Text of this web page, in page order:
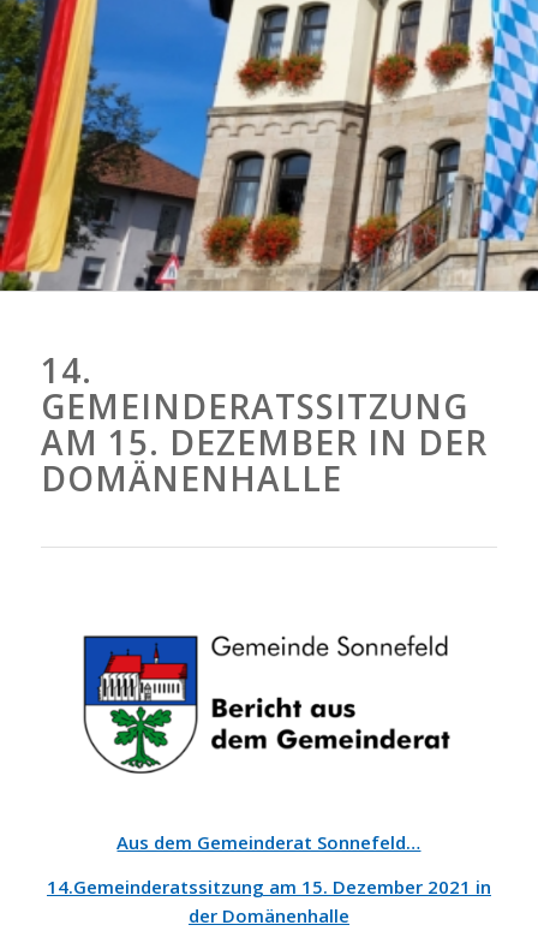
14.
GEMEINDERATSSITZUNG
AM 15. DEZEMBER IN DER
DOMÄNENHALLE
Aus dem Gemeinderat Sonnefeld…
14.Gemeinderatssitzung am 15. Dezember 2021 in
der Domänenhalle